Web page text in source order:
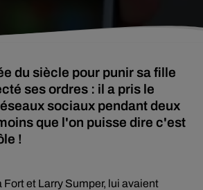
du siècle pour punir sa fille
ses ordres : il a pris le
sociaux pendant deux
que l'on puisse dire c'est
!
Fort et Larry Sumper, lui avaient